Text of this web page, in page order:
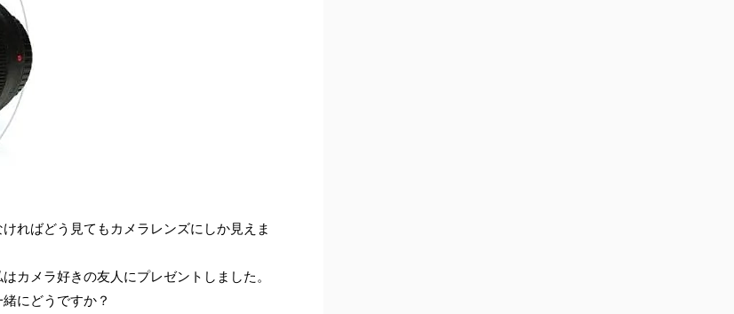
ればどう見てもカメラレンズにしか見えま
カメラ好きの友人にプレゼントしました。
にどうですか？